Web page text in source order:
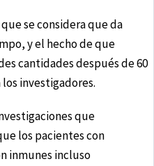
se considera que da
y el hecho de que
cantidades después de 60
investigadores.
que
los pacientes con
inmunes incluso